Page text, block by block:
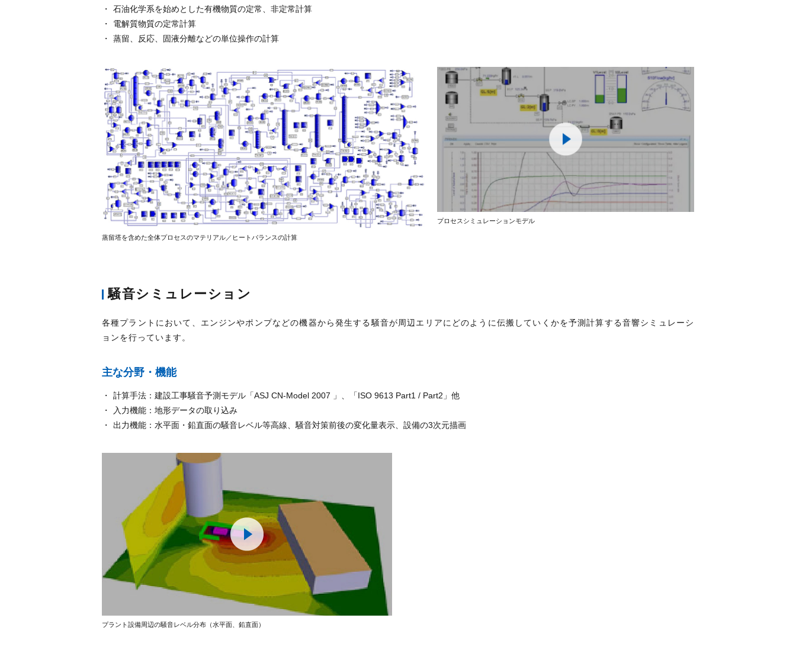
石油化学系を始めとした有機物質の定常、非定常計算
電解質物質の定常計算
蒸留、反応、固液分離などの単位操作の計算
蒸留塔を含めた全体プロセスのマテリアル／ヒートバランスの計算
プロセスシミュレーションモデル
騒音シミュレーション
各種プラントにおいて、エンジンやポンプなどの機器から発生する騒音が周辺エリアにどのように伝搬していくかを予測計算する音響シミュレーシ
ョンを行っています。
主な分野・機能
計算手法：建設工事騒音予測モデル「ASJ CN-Model 2007 」、「ISO 9613 Part1 / Part2」他
入力機能：地形データの取り込み
出力機能：水平面・鉛直面の騒音レベル等高線、騒音対策前後の変化量表示、設備の3次元描画
プラント設備周辺の騒音レベル分布（水平面、鉛直面）